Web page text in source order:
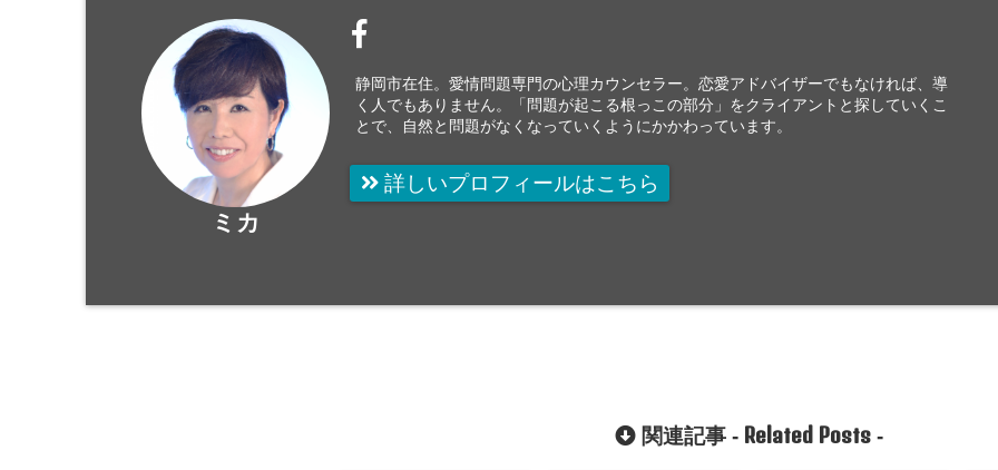
ミカ
静岡市在住。愛情問題専門の心理カウンセラー。恋愛アドバイザーでもなければ、導
く人でもありません。「問題が起こる根っこの部分」をクライアントと探していくこ
とで、自然と問題がなくなっていくようにかかわっています。
詳しいプロフィールはこちら
関連記事 - Related Posts-